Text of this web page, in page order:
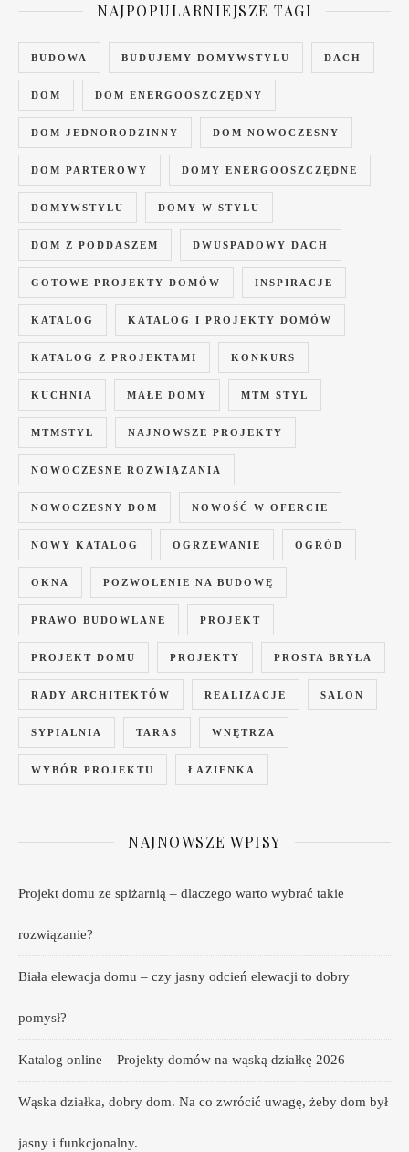
NAJPOPULARNIEJSZE TAGI
BUDOWA BUDUJEMY DOMYWSTYLU DACH
DOM DOM ENERGOOSZCZĘDNY
DOM JEDNORODZINNY DOM NOWOCZESNY
DOM PARTEROWY DOMY ENERGOOSZCZĘDNE
DOMYWSTYLU DOMY W STYLU
DOM Z PODDASZEM DWUSPADOWY DACH
GOTOWE PROJEKTY DOMÓW INSPIRACJE
KATALOG KATALOG I PROJEKTY DOMÓW
KATALOG Z PROJEKTAMI KONKURS
KUCHNIA MAŁE DOMY MTM STYL
MTMSTYL NAJNOWSZE PROJEKTY
NOWOCZESNE ROZWIĄZANIA
NOWOCZESNY DOM NOWOŚĆ W OFERCIE
NOWY KATALOG OGRZEWANIE OGRÓD
OKNA POZWOLENIE NA BUDOWĘ
PRAWO BUDOWLANE PROJEKT
PROJEKT DOMU PROJEKTY PROSTA BRYŁA
RADY ARCHITEKTÓW REALIZACJE SALON
SYPIALNIA TARAS WNĘTRZA
WYBÓR PROJEKTU ŁAZIENKA
NAJNOWSZE WPISY
Projekt domu ze spiżarnią – dlaczego warto wybrać takie
rozwiązanie?
Biała elewacja domu – czy jasny odcień elewacji to dobry
pomysł?
Katalog online – Projekty domów na wąską działkę 2026
Wąska działka, dobry dom. Na co zwrócić uwagę, żeby dom był
jasny i funkcjonalny.